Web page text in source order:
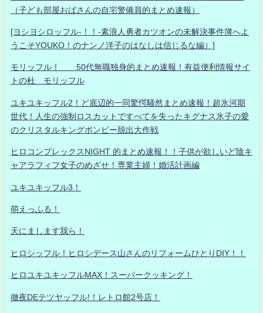
（子ども部屋おばさんの自宅警備員的まとめ速報）
[ヨシヨシロッフル-！！-素浪人勇者カツオンの未解決事件簿へよ
うこそYOUKO！のナンノ洋子のはなしは信じるな編）]
モリッフル！ 50代無職独身的まとめ速報！有益便利情報サイ
トの杜 モリッフル
ユキユキッフル2！ど底辺的一同驚愕騒然まとめ速報！超氷河期
世代！人生の強制ロスカットですべてを失ったキグナス氷子の愛
のクリスタルキングボンビー脱出大作戦
ヒロコンプレックスNIGHT 的まとめ速報！！子供が欲しいど陰キ
ャアラフィフ女子のめざせ！専業主婦！婚活計画編
ユキユキッフル3！
萌えっふる！
天にまします我ら！
ヒロシッフル！ヒロシデース山さんのリフォームひとりDIY！！
ヒロユキユキッフルMAX！スーパークッキング！
徹夜DEテツヤッフル!！レトロ館2号店！